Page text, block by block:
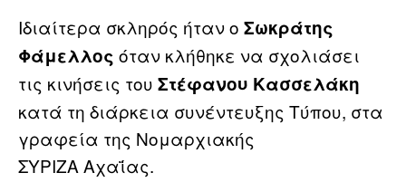
Ιδιαίτερα σκληρός ήταν ο Σωκράτης
Φάμελλος όταν κλήθηκε να σχολιάσει
τις κινήσεις του Στέφανου Κασσελάκη
κατά τη διάρκεια συνέντευξης Τύπου, στα
γραφεία της Νομαρχιακής
ΣΥΡΙΖΑ Αχαΐας.